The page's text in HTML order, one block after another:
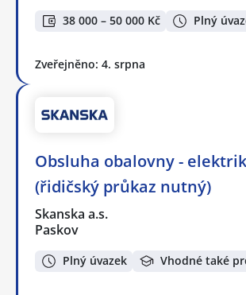
38 000 – 50 000 Kč Plný
Zveřejněno: 4. srpna
Obsluha obalovny -
(řidičský průkaz nutný)
Skanska a.s.
Paskov
Plný úvazek Vhodné také